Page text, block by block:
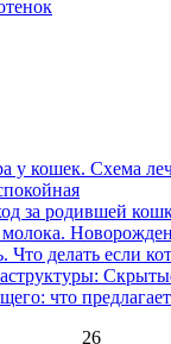
у кошек. Схема
за родившей
Что делать если
что
26